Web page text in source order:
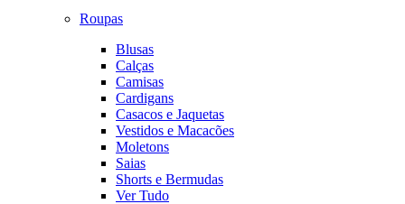
Roupas
Blusas
Calças
Camisas
Cardigans
Casacos e Jaquetas
Vestidos e Macacões
Moletons
Saias
Shorts e Bermudas
Ver Tudo